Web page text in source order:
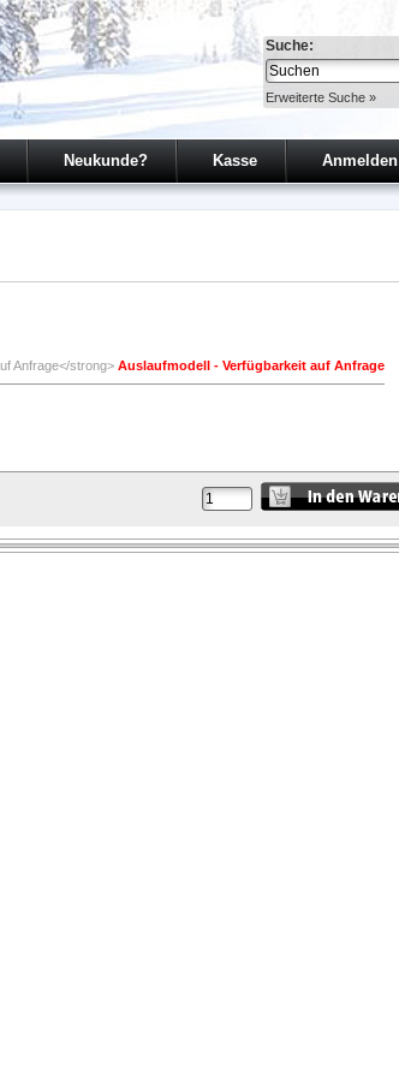
Suche:
Erweiterte Suche »
Neukunde? Kasse Anmelden
Auslaufmodell - Verfügbarkeit auf Anfrage